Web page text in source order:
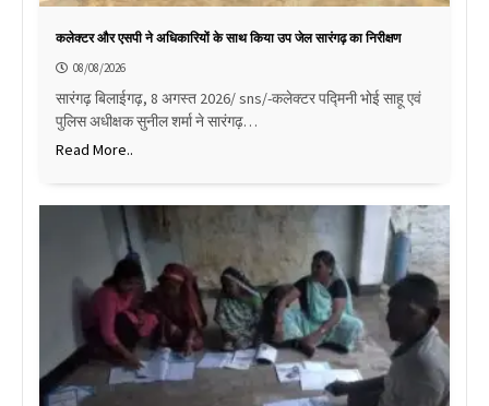
कलेक्टर और एसपी ने अधिकारियों के साथ किया उप जेल सारंगढ़ का निरीक्षण
08/08/2026
सारंगढ़ बिलाईगढ़, 8 अगस्त 2026/ sns/-कलेक्टर पद्मिनी भोई साहू एवं
पुलिस अधीक्षक सुनील शर्मा ने सारंगढ़…
Read More..